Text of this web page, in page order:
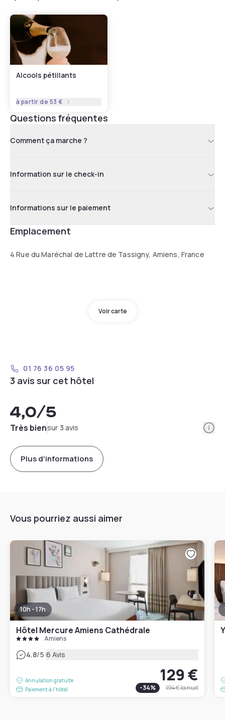
Alcools pétillants
à partir de 53 €
Questions fréquentes
Comment ça marche ?
Information sur le check-in
Informations sur le paiement
Emplacement
4 Rue du Maréchal de Lattre de Tassigny, Amiens, France
Voir carte
01 76 36 05 95
3 avis sur cet hôtel
4,0/5
Très biensur 3 avis
Plus d'informations
Vous pourriez aussi aimer
10h - 17h
Hôtel Mercure Amiens Cathédrale
Amiens
4.8/5|6 Avis
Annulation gratuite
Paiement à l'hôtel
129 €
-34% 194 €la nuit